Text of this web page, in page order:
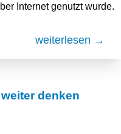
Internet genutzt wurde.
weiterlesen →
denken